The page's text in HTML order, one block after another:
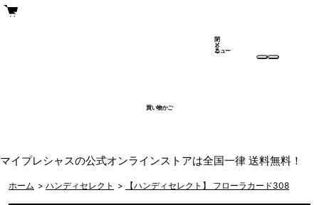
買い物かご
メ
ニュー
閉
じ
る
マイプレシャスの公式オンラインストアは全国一律 送料無料！
ホーム > ハンディセレクト > 【ハンディセレクト】 フローラカード308